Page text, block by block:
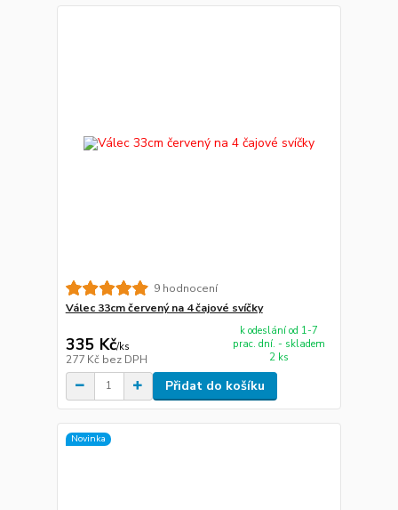
9 hodnocení
Válec 33cm červený na 4 čajové svíčky
335 Kč/ks
277 Kč bez DPH
k odeslání od 1-7
prac. dní. - skladem
2 ks
Přidat do košíku
Novinka